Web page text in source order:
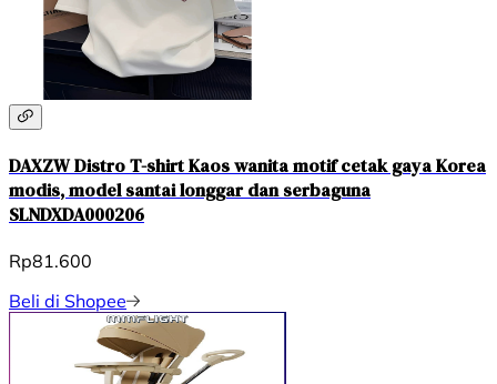
DAXZW Distro T-shirt Kaos wanita motif cetak gaya Korea
modis, model santai longgar dan serbaguna
SLNDXDA000206
Rp81.600
Beli di Shopee